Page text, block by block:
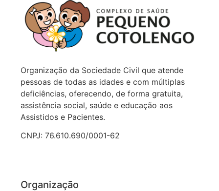
Organização da Sociedade Civil que atende
pessoas de todas as idades e com múltiplas
deficiências, oferecendo, de forma gratuita,
assistência social, saúde e educação aos
Assistidos e Pacientes.
CNPJ: 76.610.690/0001-62
Organização